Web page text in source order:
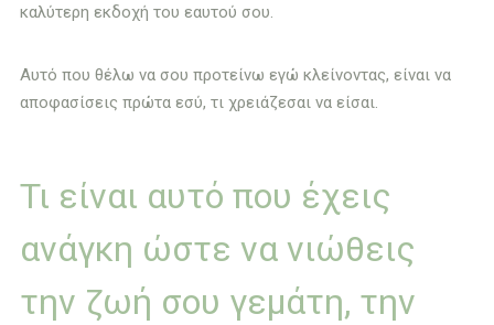
καλύτερη εκδοχή του εαυτού σου.
Αυτό που θέλω να σου προτείνω εγώ κλείνοντας, είναι να
αποφασίσεις πρώτα εσύ, τι χρειάζεσαι να είσαι.
Τι είναι αυτό που έχεις
ανάγκη ώστε να νιώθεις
την ζωή σου γεμάτη, την